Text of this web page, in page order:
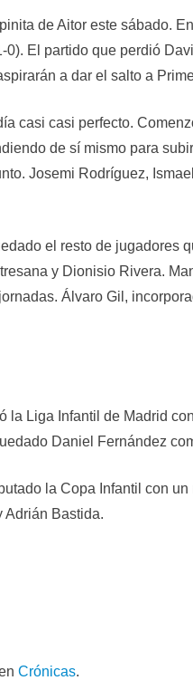
de Aitor este sábado.
0). El partido que perdió
a dar el salto a
casi casi perfecto.
de sí mismo para
Josemi Rodríguez,
el resto de jugadores
y Dionisio Rivera.
Álvaro Gil,
la Liga Infantil de Madrid
Daniel Fernández
la Copa Infantil con
Adrián Bastida.
Crónicas.